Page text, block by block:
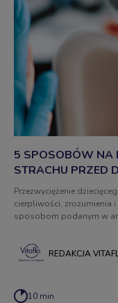
5 SPOSOBÓW NA
STRACHU PRZED
Przezwyciężenie
cierpliwości, zrozumienia
sposobom podanym w
REDAKCJA
10 min